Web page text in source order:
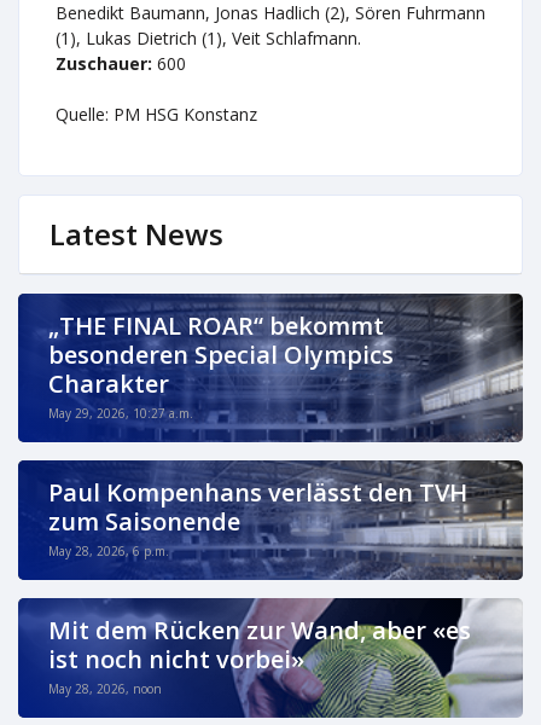
Benedikt Baumann, Jonas Hadlich (2), Sören Fuhrmann
(1), Lukas Dietrich (1), Veit Schlafmann.
Zuschauer: 600
Quelle: PM HSG Konstanz
Latest News
„THE FINAL ROAR“ bekommt
besonderen Special Olympics
Charakter
May 29, 2026, 10:27 a.m.
Paul Kompenhans verlässt den TVH
zum Saisonende
May 28, 2026, 6 p.m.
Mit dem Rücken zur Wand, aber «es
ist noch nicht vorbei»
May 28, 2026, noon